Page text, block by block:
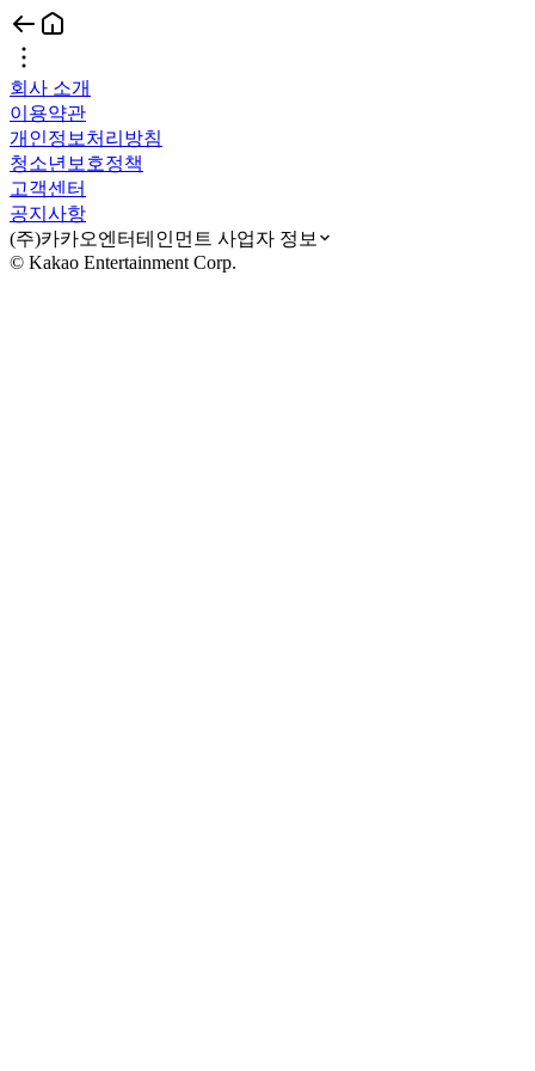
회사 소개
이용약관
개인정보처리방침
청소년보호정책
고객센터
공지사항
(주)카카오엔터테인먼트 사업자 정보
© Kakao Entertainment Corp.